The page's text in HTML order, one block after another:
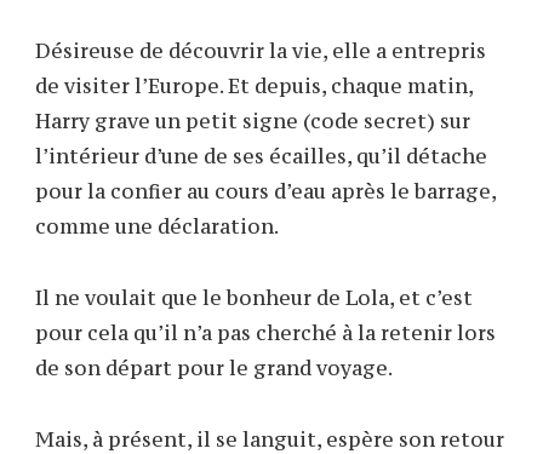
Désireuse de découvrir la vie, elle a entrepris
de visiter l’Europe. Et depuis, chaque matin,
Harry grave un petit signe (code secret) sur
l’intérieur d’une de ses écailles, qu’il détache
pour la confier au cours d’eau après le barrage,
comme une déclaration.
Il ne voulait que le bonheur de Lola, et c’est
pour cela qu’il n’a pas cherché à la retenir lors
de son départ pour le grand voyage.
Mais, à présent, il se languit, espère son retour